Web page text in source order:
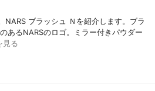
NARS ブラッシュ Ｎを紹介します。ブラ
あるNARSのロゴ。ミラー付きパウダー
見る